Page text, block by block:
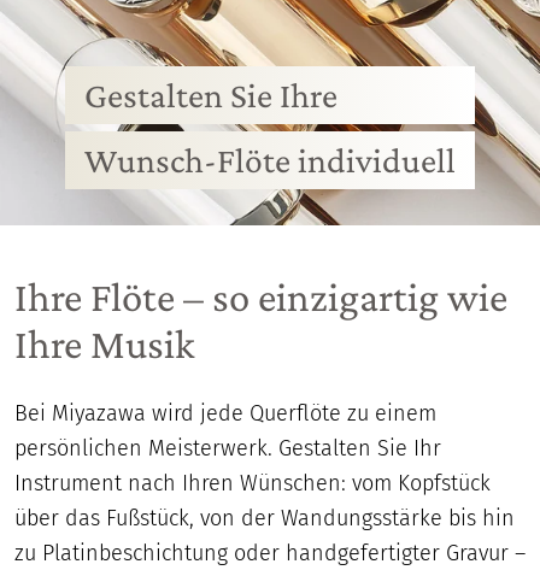
Gestalten Sie Ihre
Wunsch-Flöte individuell
Ihre Flöte – so einzigartig wie
Ihre Musik
Bei Miyazawa wird jede Querflöte zu einem
persönlichen Meisterwerk. Gestalten Sie Ihr
Instrument nach Ihren Wünschen: vom Kopfstück
über das Fußstück, von der Wandungsstärke bis hin
zu Platinbeschichtung oder handgefertigter Gravur –